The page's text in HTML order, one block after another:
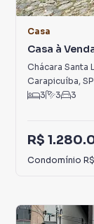
Casa
Casa à
Chácara Santa
Carapicuíba, SP
3
3 3
R$
Condomínio